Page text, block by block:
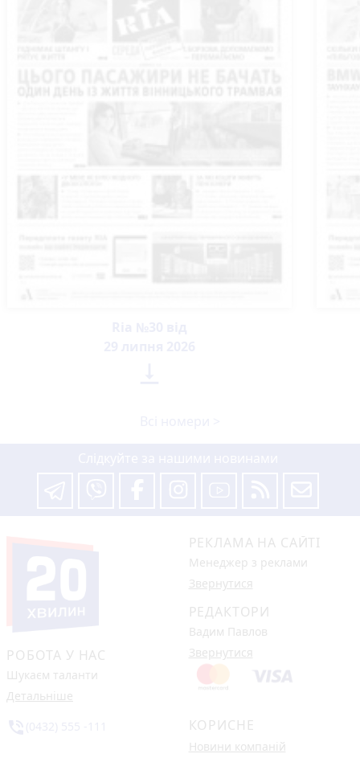
РОБОТА У НАС
Шукаєм таланти
Детальніше
РЕКЛАМА НА САЙТІ
Менеджер з реклами
Звернутися
РЕДАКТОРИ
Вадим Павлов
Звернутися
КОРИСНЕ
Новини компаній